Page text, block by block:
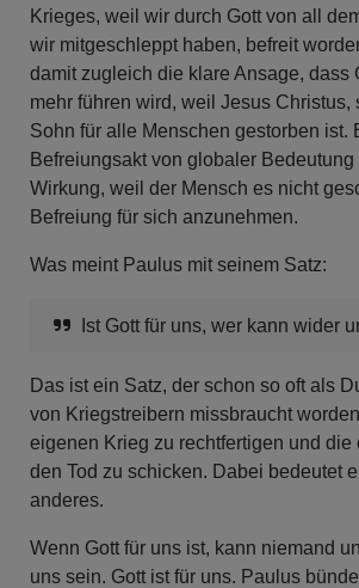
Krieges, weil wir durch Gott von all
wir mitgeschleppt haben, befreit
damit zugleich die klare Ansage, dass
mehr führen wird, weil Jesus Christus,
Sohn für alle Menschen gestorben ist.
Befreiungsakt von globaler
Wirkung, weil der Mensch es nicht
Befreiung für sich anzunehmen.
Was meint Paulus mit seinem Satz:
Ist Gott für uns, wer kann wider
Das ist ein Satz, der schon so oft als
von Kriegstreibern missbraucht
eigenen Krieg zu rechtfertigen und die
den Tod zu schicken. Dabei bedeutet
anderes.
Wenn Gott für uns ist, kann niemand
uns sein. Gott ist für uns. Paulus